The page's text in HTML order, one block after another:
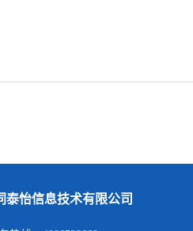
泰怡信息技术有限公司